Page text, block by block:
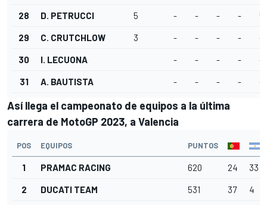
28 D. PETRUCCI 5 - - - - 5
29 C. CRUTCHLOW 3 - - - - -
30 I. LECUONA - - - - -
31 A. BAUTISTA - - - - -
Así llega el campeonato de equipos a la última
carrera de MotoGP 2023, a Valencia
POS EQUIPOS PUNTOS
1 PRAMAC RACING 620 24 33
2 DUCATI TEAM 531 37 4